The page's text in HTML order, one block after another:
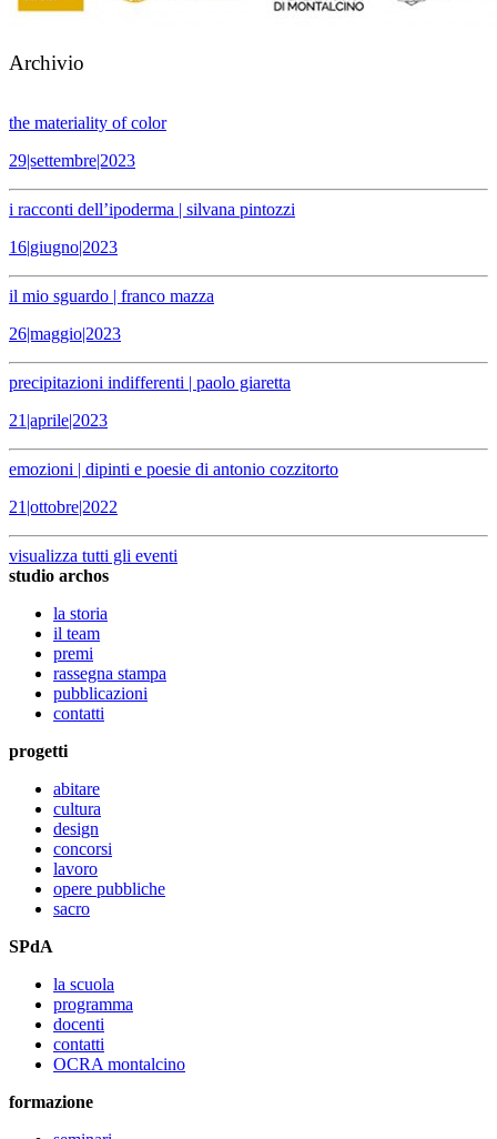
Archivio
the materiality of color
29|settembre|2023
i racconti dell’ipoderma | silvana pintozzi
16|giugno|2023
il mio sguardo | franco mazza
26|maggio|2023
precipitazioni indifferenti | paolo giaretta
21|aprile|2023
emozioni | dipinti e poesie di antonio cozzitorto
21|ottobre|2022
visualizza tutti gli eventi
studio archos
la storia
il team
premi
rassegna stampa
pubblicazioni
contatti
progetti
abitare
cultura
design
concorsi
lavoro
opere pubbliche
sacro
SPdA
la scuola
programma
docenti
contatti
OCRA montalcino
formazione